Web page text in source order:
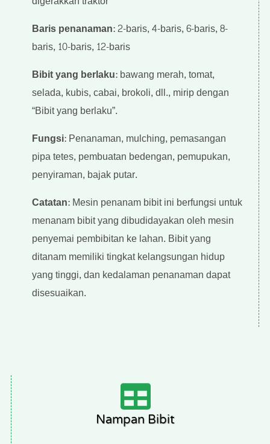
Baris penanaman: 2-baris, 4-baris, 6-baris, 8-
baris, 10-baris, 12-baris
Bibit yang berlaku: bawang merah, tomat,
selada, kubis, cabai, brokoli, dll., mirip dengan
“Bibit yang berlaku”.
Fungsi: Penanaman, mulching, pemasangan
pipa tetes, pembuatan bedengan, pemupukan,
penyiraman, bajak putar.
Catatan: Mesin penanam bibit ini berfungsi untuk
menanam bibit yang dibudidayakan oleh mesin
penyemai pembibitan ke lahan. Bibit yang
ditanam memiliki tingkat kelangsungan hidup
yang tinggi, dan kedalaman penanaman dapat
disesuaikan.
Nampan Bibit